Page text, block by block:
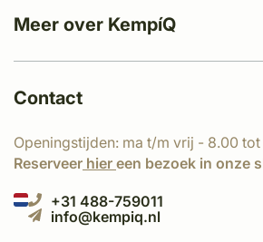
Meer over KempíQ
Contact
Openingstijden: ma t/m vrij - 8.00 tot
Reserveer hier een bezoek in onze
+31 488-759011
info@kempiq.nl